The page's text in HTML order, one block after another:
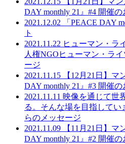
DAY monthly 21』#4 開催の
2021.12.02
「PEACE DAY
ト
2021.11.22 ヒューマン・ラ
人権NGOヒューマン・ラ
ージ
2021.11.15
【12月21日】
DAY monthly 21』#3 開催の
2021.11.11 映像を通じて世
る。そんな場を目指して
らのメッセージ
2021.11.09
【11月21日】
DAY monthly 21』#2 開催の